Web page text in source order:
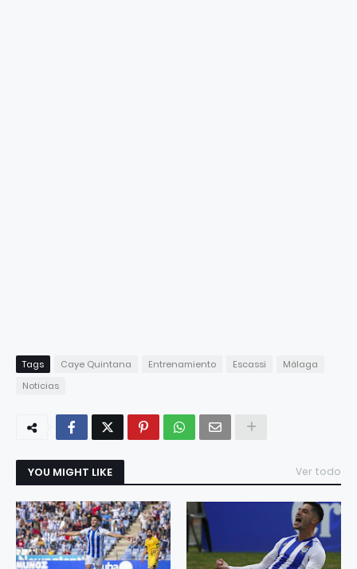
Tags Caye Quintana Entrenamiento Escassi
Málaga
Noticias
YOU MIGHT LIKE Ver todo